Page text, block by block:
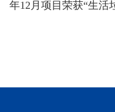
年12月项目荣获“生活